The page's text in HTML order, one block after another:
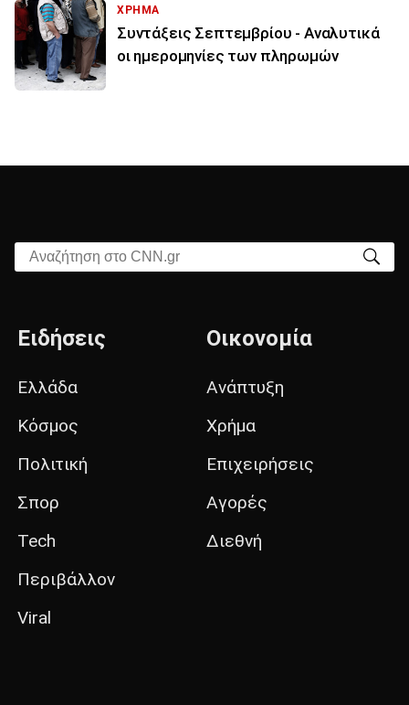
ΧΡΗΜΑ
Συντάξεις Σεπτεμβρίου - Αναλυτικά
οι ημερομηνίες των πληρωμών
Αναζήτηση στο CNN.gr
Ειδήσεις
Ελλάδα
Κόσμος
Πολιτική
Σπορ
Tech
Περιβάλλον
Viral
Οικονομία
Ανάπτυξη
Χρήμα
Επιχειρήσεις
Αγορές
Διεθνή